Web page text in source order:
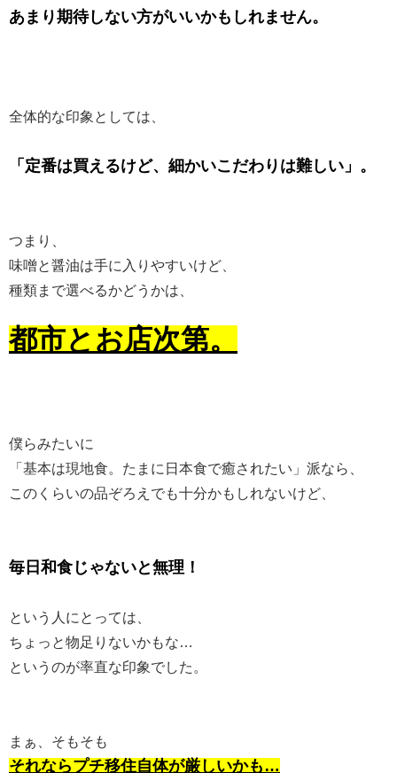
あまり期待しない方がいいかもしれません。
全体的な印象としては、
「定番は買えるけど、細かいこだわりは難しい」。
つまり、
味噌と醤油は手に入りやすいけど、
種類まで選べるかどうかは、
都市とお店次第。
僕らみたいに
「基本は現地食。たまに日本食で癒されたい」派なら、
このくらいの品ぞろえでも十分かもしれないけど、
毎日和食じゃないと無理！
という人にとっては、
ちょっと物足りないかもな…
というのが率直な印象でした。
まぁ、そもそも
それならプチ移住自体が厳しいかも…